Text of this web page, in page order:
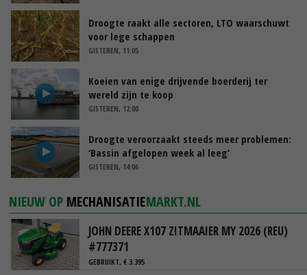
Droogte raakt alle sectoren, LTO waarschuwt
voor lege schappen
GISTEREN, 11:05
Koeien van enige drijvende boerderij ter
wereld zijn te koop
GISTEREN, 12:00
Droogte veroorzaakt steeds meer problemen:
‘Bassin afgelopen week al leeg’
GISTEREN, 14:06
NIEUW OP MECHANISATIEMARKT.NL
JOHN DEERE X107 ZITMAAIER MY 2026 (REU)
#777371
GEBRUIKT, € 3.395